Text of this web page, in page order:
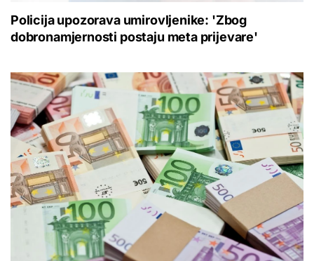
Policija upozorava umirovljenike: 'Zbog
dobronamjernosti postaju meta prijevare'